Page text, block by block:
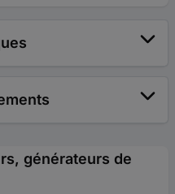
générateurs de